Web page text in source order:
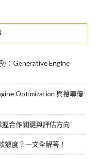
：Generative Engine
Optimization 與搜尋優
合作關鍵與評估方向
額度？一文全解答！